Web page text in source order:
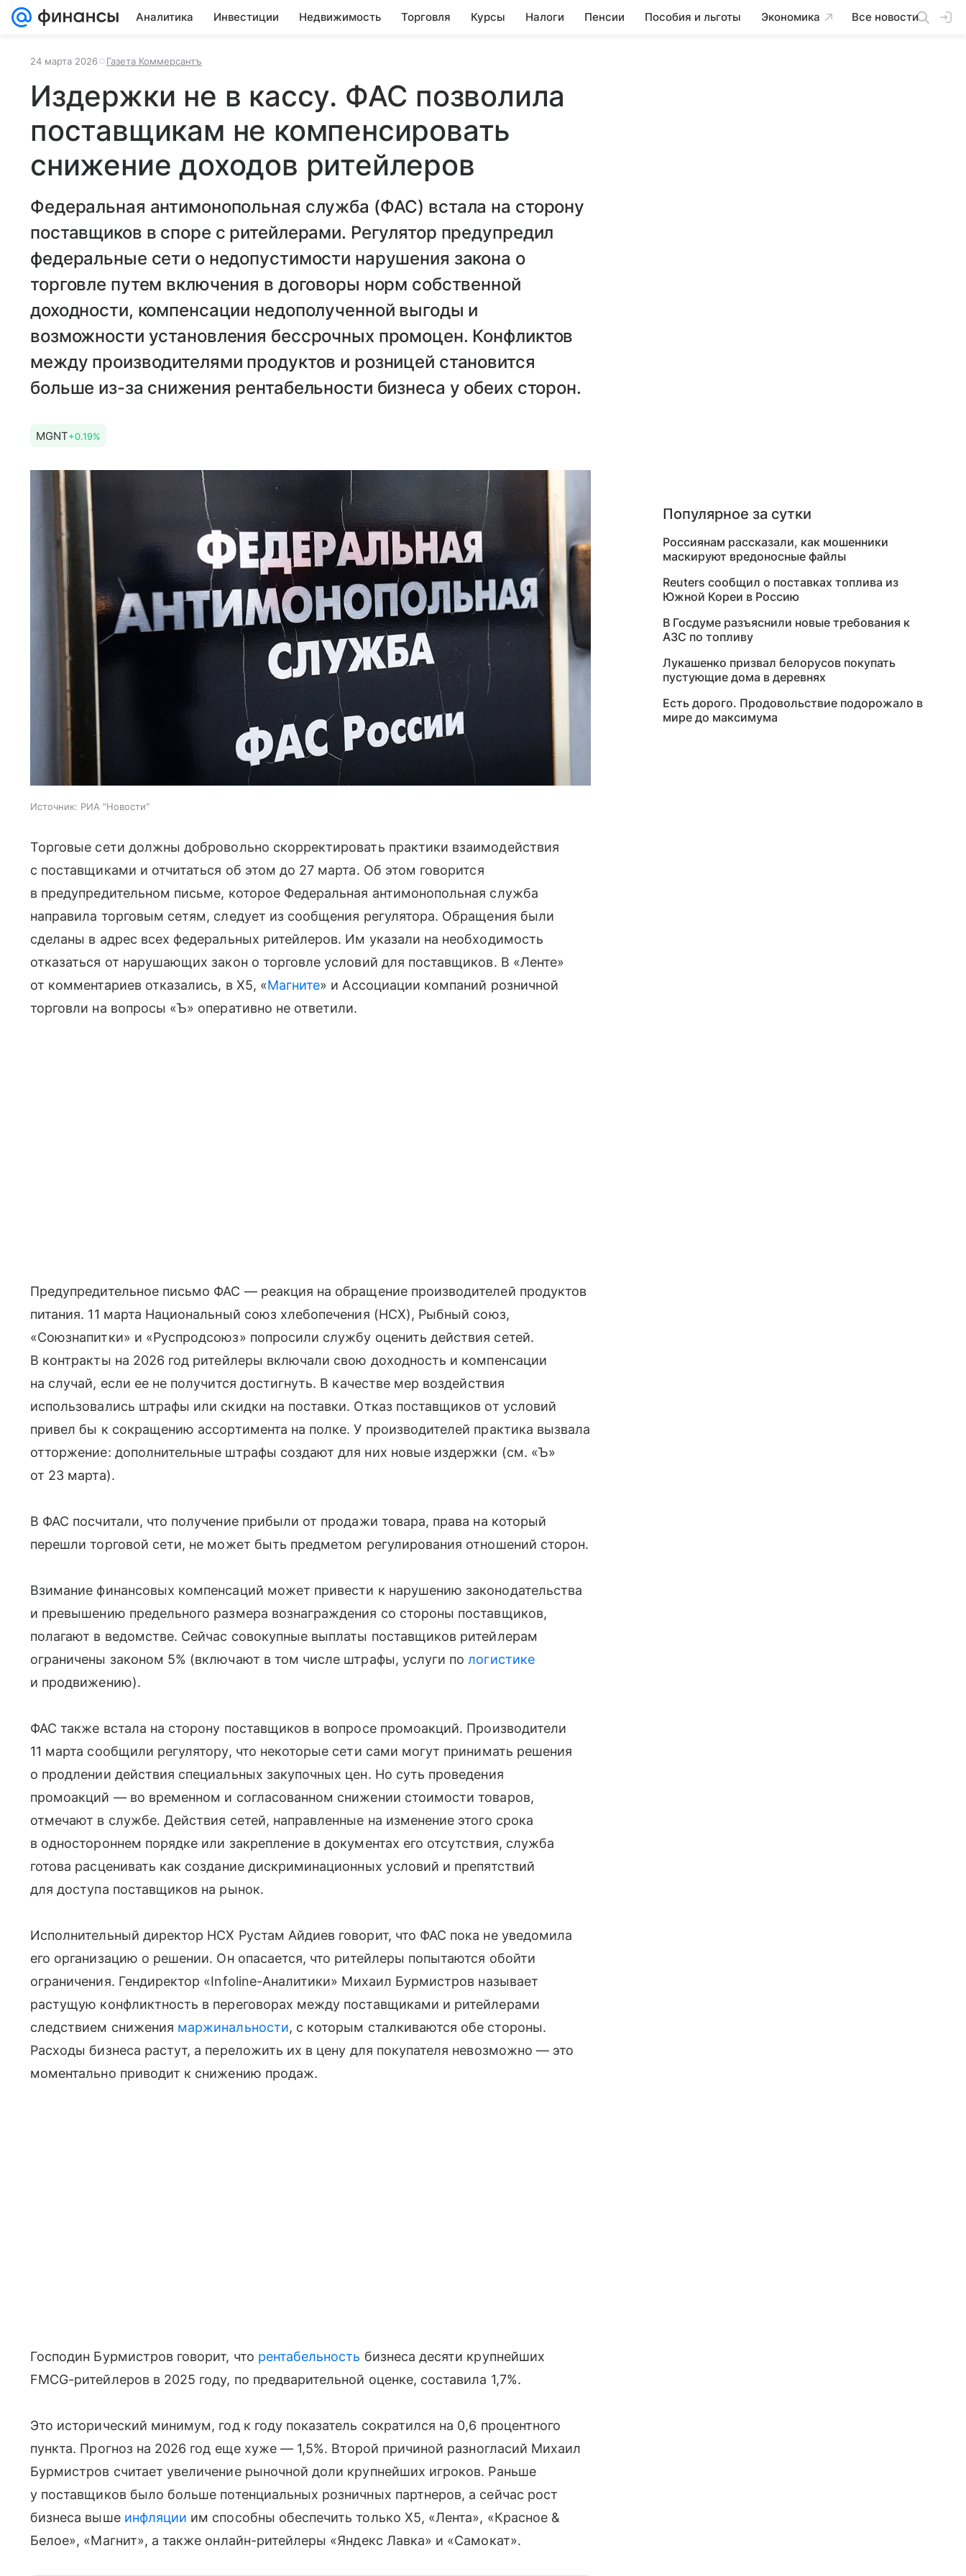
Аналитика Инвестиции Недвижимость Торговля Курсы Налоги Пенсии Пособия и льготы Экономика Все новости
24 марта 2026 Газета Коммерсантъ
Издержки не в кассу. ФАС позволила
поставщикам не компенсировать
снижение доходов ритейлеров
Федеральная антимонопольная служба (ФАС) встала на сторону
поставщиков в споре с ритейлерами. Регулятор предупредил
федеральные сети о недопустимости нарушения закона о
торговле путем включения в договоры норм собственной
доходности, компенсации недополученной выгоды и
возможности установления бессрочных промоцен. Конфликтов
между производителями продуктов и розницей становится
больше из-за снижения рентабельности бизнеса у обеих сторон.
MGNT+0.19%
Источник: РИА "Новости"
Торговые сети должны добровольно скорректировать практики взаимодействия
с поставщиками и отчитаться об этом до 27 марта. Об этом говорится
в предупредительном письме, которое Федеральная антимонопольная служба
направила торговым сетям, следует из сообщения регулятора. Обращения были
сделаны в адрес всех федеральных ритейлеров. Им указали на необходимость
отказаться от нарушающих закон о торговле условий для поставщиков. В «Ленте»
от комментариев отказались, в X5, «Магните» и Ассоциации компаний розничной
торговли на вопросы «Ъ» оперативно не ответили.
Предупредительное письмо ФАС — реакция на обращение производителей продуктов
питания. 11 марта Национальный союз хлебопечения (НСХ), Рыбный союз,
«Союзнапитки» и «Руспродсоюз» попросили службу оценить действия сетей.
В контракты на 2026 год ритейлеры включали свою доходность и компенсации
на случай, если ее не получится достигнуть. В качестве мер воздействия
использовались штрафы или скидки на поставки. Отказ поставщиков от условий
привел бы к сокращению ассортимента на полке. У производителей практика вызвала
отторжение: дополнительные штрафы создают для них новые издержки (см. «Ъ»
от 23 марта).
В ФАС посчитали, что получение прибыли от продажи товара, права на который
перешли торговой сети, не может быть предметом регулирования отношений сторон.
Взимание финансовых компенсаций может привести к нарушению законодательства
и превышению предельного размера вознаграждения со стороны поставщиков,
полагают в ведомстве. Сейчас совокупные выплаты поставщиков ритейлерам
ограничены законом 5% (включают в том числе штрафы, услуги пологистике
и продвижению).
ФАС также встала на сторону поставщиков в вопросе промоакций. Производители
11 марта сообщили регулятору, что некоторые сети сами могут принимать решения
о продлении действия специальных закупочных цен. Но суть проведения
промоакций — во временном и согласованном снижении стоимости товаров,
отмечают в службе. Действия сетей, направленные на изменение этого срока
в одностороннем порядке или закрепление в документах его отсутствия, служба
готова расценивать как создание дискриминационных условий и препятствий
для доступа поставщиков на рынок.
Исполнительный директор НСХ Рустам Айдиев говорит, что ФАС пока не уведомила
его организацию о решении. Он опасается, что ритейлеры попытаются обойти
ограничения. Гендиректор «Infoline-Аналитики» Михаил Бурмистров называет
растущую конфликтность в переговорах между поставщиками и ритейлерами
следствием снижения маржинальности, с которым сталкиваются обе стороны.
Расходы бизнеса растут, а переложить их в цену для покупателя невозможно — это
моментально приводит к снижению продаж.
Господин Бурмистров говорит, что рентабельность бизнеса десяти крупнейших
FMCG-ритейлеров в 2025 году, по предварительной оценке, составила 1,7%.
Это исторический минимум, год к году показатель сократился на 0,6 процентного
пункта. Прогноз на 2026 год еще хуже — 1,5%. Второй причиной разногласий Михаил
Бурмистров считает увеличение рыночной доли крупнейших игроков. Раньше
у поставщиков было больше потенциальных розничных партнеров, а сейчас рост
бизнеса выше инфляции им способны обеспечить только X5, «Лента», «Красное &
Белое», «Магнит», а также онлайн-ритейлеры «Яндекс Лавка» и «Самокат».
Популярное за сутки
Россиянам рассказали, как мошенники
маскируют вредоносные файлы
Reuters сообщил о поставках топлива из
Южной Кореи в Россию
В Госдуме разъяснили новые требования к
АЗС по топливу
Лукашенко призвал белорусов покупать
пустующие дома в деревнях
Есть дорого. Продовольствие подорожало в
мире до максимума